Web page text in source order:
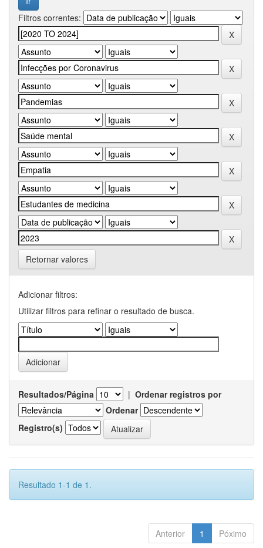
Filtros correntes:
Retornar valores
Adicionar filtros:
Utilizar filtros para refinar o resultado de busca.
Resultados/Página | Ordenar registros por
Ordenar
Registro(s)
Resultado 1-1 de 1.
Anterior 1 Póximo